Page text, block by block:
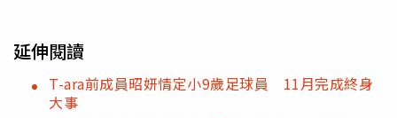
延伸閱讀
T-ara前成員昭妍情定小9歲足球員 11月完成終身
大事